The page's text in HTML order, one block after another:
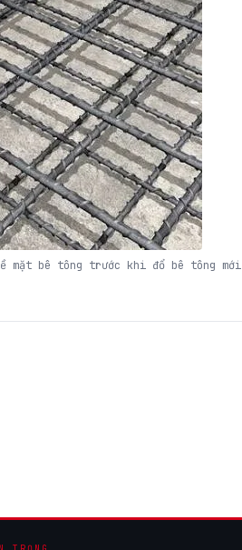
mặt bê tông trước khi đổ bê tông mới